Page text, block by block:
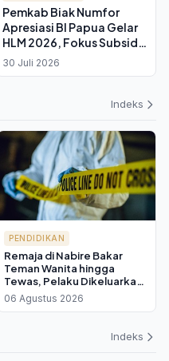
Pemkab Biak Numfor
Apresiasi BI Papua Gelar
HLM 2026, Fokus Subsidi
Cabai hingga Angkutan
30 Juli 2026
Indeks
PENDIDIKAN
Remaja di Nabire Bakar
Teman Wanita hingga
Tewas, Pelaku Dikeluarkan
dari Sekolah
06 Agustus 2026
Indeks